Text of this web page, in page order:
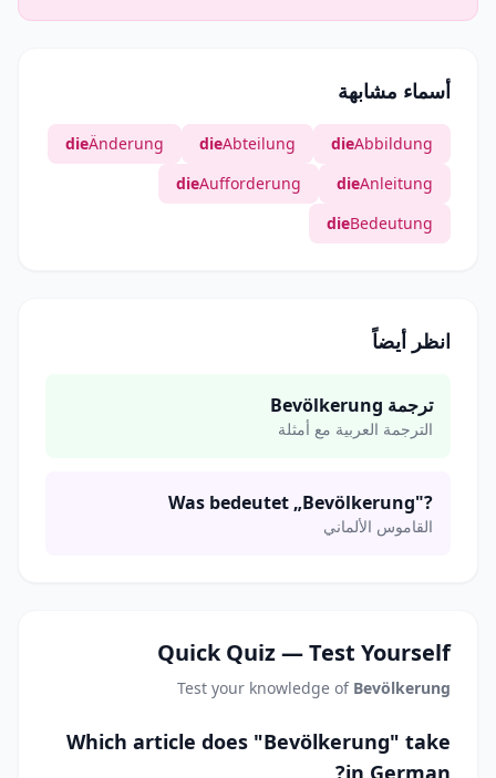
أسماء مشابهة
dieAbbildung
dieAbteilung
dieÄnderung
dieAnleitung
dieAufforderung
dieBedeutung
انظر أيضاً
ترجمة Bevölkerung
الترجمة العربية مع أمثلة
Was bedeutet „Bevölkerung"?
القاموس الألماني
Quick Quiz — Test Yourself
Test your knowledge of Bevölkerung
Which article does "Bevölkerung" take